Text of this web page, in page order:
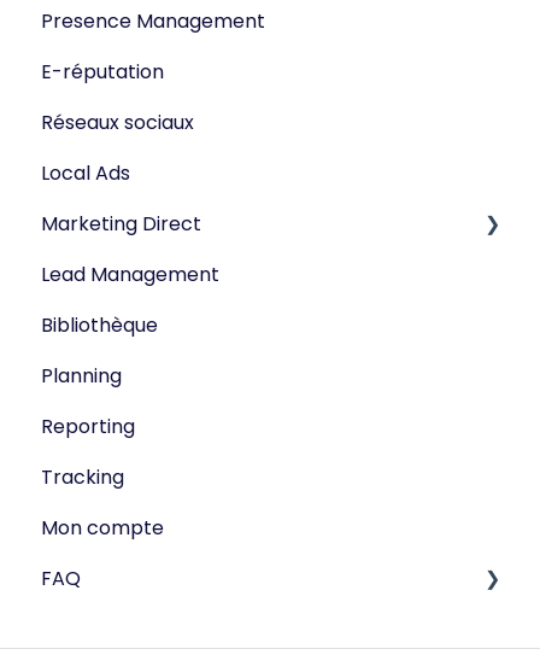
Tête de réseau
Point de vente
Presence Management
E-réputation
Réseaux sociaux
Local Ads
Marketing Direct
Campagne SMS
Campagne Email
Lead Management
Bibliothèque
Planning
Reporting
Tracking
Mon compte
FAQ